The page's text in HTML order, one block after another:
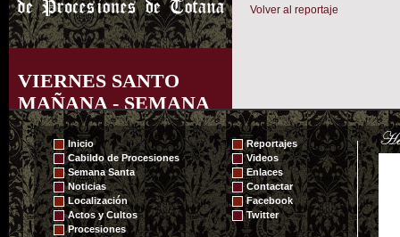
VIERNES SANTO
MAÑANA - SEMANA
SANTA TOTANA 2007
Volver al reportaje
Inicio
Cabildo de Procesiones
Semana Santa
Noticias
Localización
Actos y Cultos
Procesiones
Reportajes
Videos
Enlaces
Contactar
Facebook
Twitter